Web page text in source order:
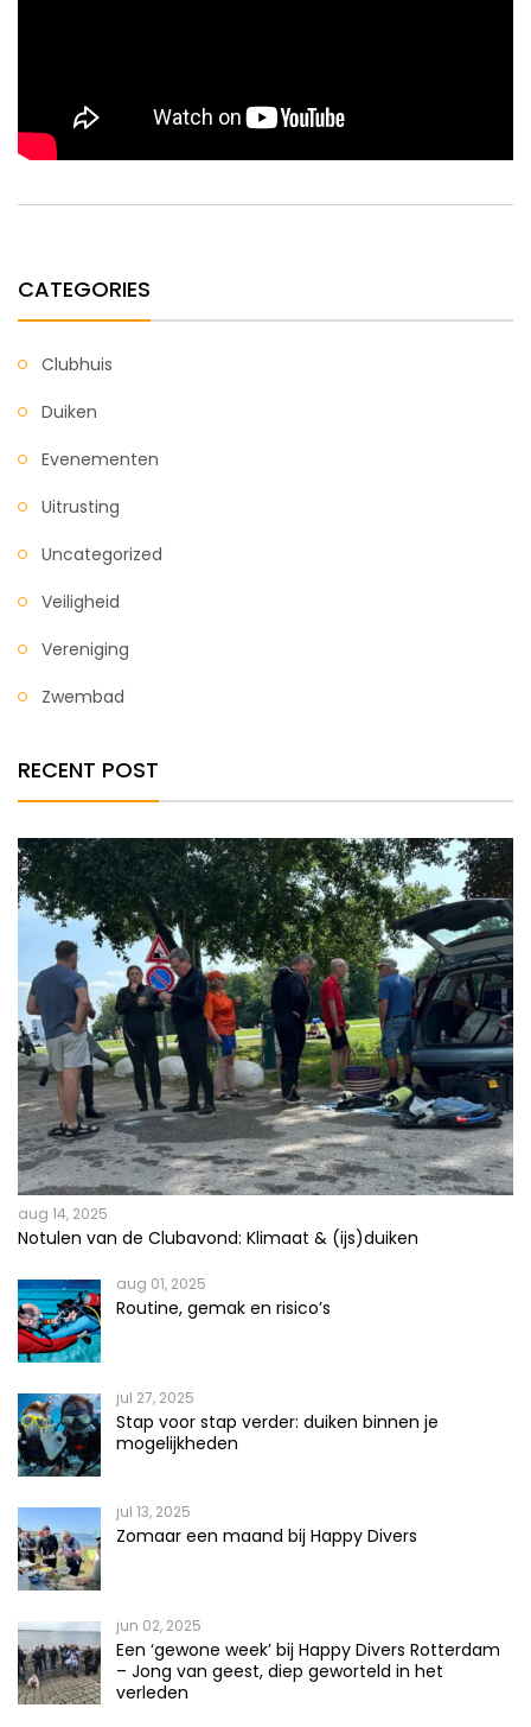
CATEGORIES
Clubhuis
Duiken
Evenementen
Uitrusting
Uncategorized
Veiligheid
Vereniging
Zwembad
RECENT POST
aug 14, 2025
Notulen van de Clubavond: Klimaat & (ijs)duiken
aug 01, 2025
Routine, gemak en risico’s
jul 27, 2025
Stap voor stap verder: duiken binnen je
mogelijkheden
jul 13, 2025
Zomaar een maand bij Happy Divers
jun 02, 2025
Een ‘gewone week’ bij Happy Divers Rotterdam
– Jong van geest, diep geworteld in het
verleden